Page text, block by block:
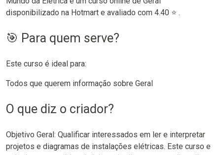
disponibilizado na Hotmart e avaliado com 4.40 ⭐ .
🎯 Para quem serve?
Este curso é ideal para:
Todos que querem informação sobre Geral
O que diz o criador?
Objetivo Geral: Qualificar interessados em ler e interpretar
projetos e diagramas de instalações elétricas. Este curso e